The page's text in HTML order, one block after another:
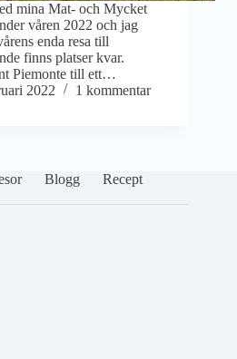
mina Mat- och Mycket
våren 2022 och jag
enda resa till
finns platser kvar.
Piemonte till ett…
2022 1 kommentar
Blogg
Recept